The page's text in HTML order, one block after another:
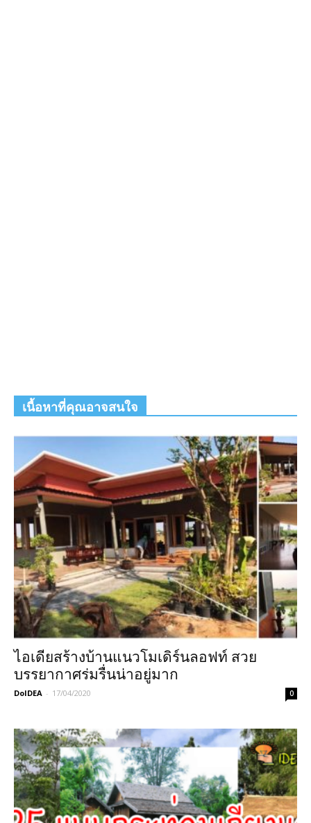
เนื้อหาที่คุณอาจสนใจ
ไอเดียสร้างบ้านแนวโมเดิร์นลอฟท์ สวย
บรรยากาศร่มรื่นน่าอยู่มาก
DoIDEA - 17/04/2020 0